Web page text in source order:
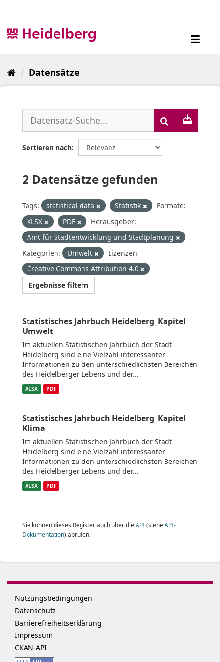
Datensätze
Sortieren nach
2 Datensätze gefunden
Tags: statistical data Statistik
Formate:
XLSX
PDF
Herausgeber:
Amt für Stadtentwicklung und Stadtplanung
Kategorien:
Umwelt
Lizenzen:
Creative Commons Attribution 4.0
Ergebnisse filtern
Statistisches Jahrbuch Heidelberg_Kapitel
Umwelt
Im aktuellen Statistischen Jahrbuch der Stadt
Heidelberg sind eine Vielzahl interessanter
Informationen zu den unterschiedlichsten Bereichen
des Heidelberger Lebens und der...
XLSX PDF
Statistisches Jahrbuch Heidelberg_Kapitel
Klima
Im aktuellen Statistischen Jahrbuch der Stadt
Heidelberg sind eine Vielzahl interessanter
Informationen zu den unterschiedlichsten Bereichen
des Heidelberger Lebens und der...
XLSX PDF
Sie können dieses Register auch über die API(siehe API-
Dokumentation) abrufen.
Nutzungsbedingungen
Datenschutz
Barrierefreiheitserklärung
Impressum
CKAN-API